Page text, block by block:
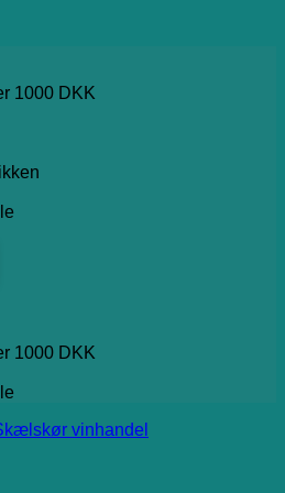
1000 DKK
1000 DKK